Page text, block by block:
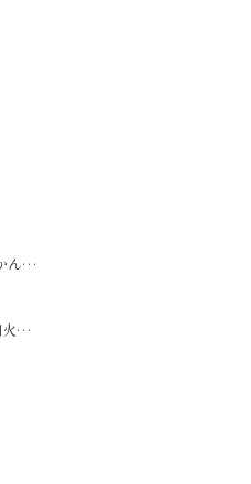
7/11（土）より蒲郡ハウスみかんを販売開始します🍊
4/4（土）昼12時より樹熟不知火の販売をします🍊